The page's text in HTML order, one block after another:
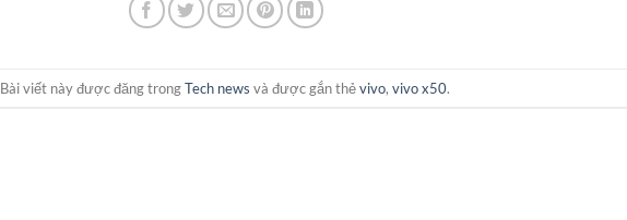
Bài viết này được đăng trongTech news và được gắn thẻvivo, vivo x50.